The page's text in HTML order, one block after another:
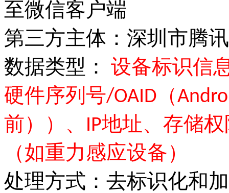
至微信客户端
第三方主体：深圳市腾
数据类型：
设备标识信
硬件序列号/OAID（
前））、IP地址、存储
（如重力感应设备）
处理方式：去标识化和